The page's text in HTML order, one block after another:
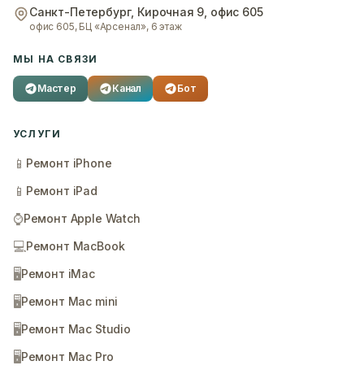
Санкт-Петербург, Кирочная 9, офис 605
офис 605, БЦ «Арсенал», 6 этаж
МЫ НА СВЯЗИ
Мастер Канал Бот
УСЛУГИ
📱 Ремонт iPhone
📱 Ремонт iPad
⌚Ремонт Apple Watch
💻Ремонт MacBook
🖥️Ремонт iMac
🖥️Ремонт Mac mini
🖥️Ремонт Mac Studio
🖥️Ремонт Mac Pro